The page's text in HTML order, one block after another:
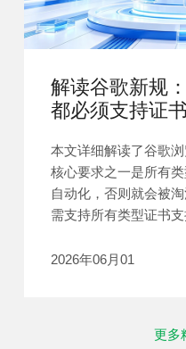
解读谷歌新规
都必须支持证
本文详细解读了谷歌
核心要求之一是所有
自动化，否则就会被
需支持所有类型证书支
2026年06月01
更多